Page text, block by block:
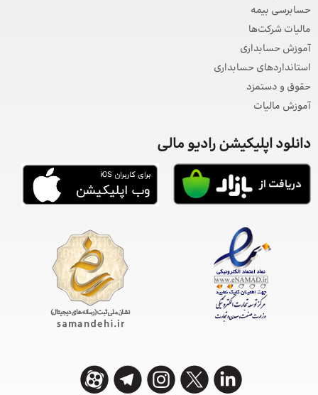
حسابرسی بیمه
مالیات شرکت‌ها
آموزش حسابداری
استانداردهای حسابداری
حقوق و دستمزد
آموزش مالیات
دانلود اپلیکیشن رادیو مالی